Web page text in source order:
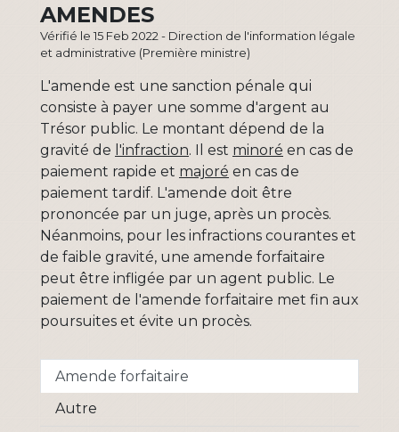
AMENDES
Vérifié le 15 Feb 2022 - Direction de l'information légale
et administrative (Première ministre)
L'amende est une sanction pénale qui
consiste à payer une somme d'argent au
Trésor public. Le montant dépend de la
gravité de l'infraction. Il est minoré en cas de
paiement rapide et majoré en cas de
paiement tardif. L'amende doit être
prononcée par un juge, après un procès.
Néanmoins, pour les infractions courantes et
de faible gravité, une amende forfaitaire
peut être infligée par un agent public. Le
paiement de l'amende forfaitaire met fin aux
poursuites et évite un procès.
Amende forfaitaire
Autre